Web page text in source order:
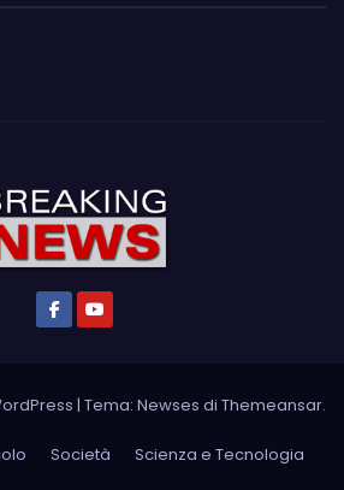
| Tema: Newses di Themeansar.
Società
Scienza e Tecnologia